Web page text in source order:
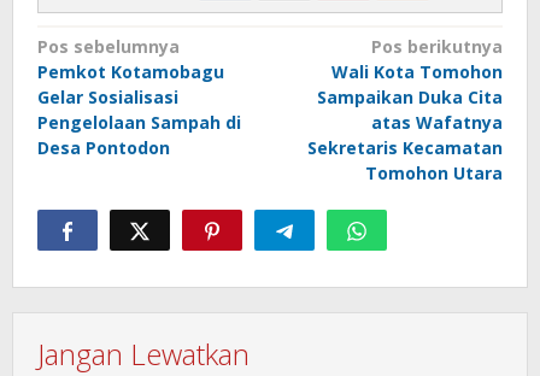
Navigasi
pos
Pos sebelumnya
Pemkot Kotamobagu
Gelar Sosialisasi
Pengelolaan Sampah di
Desa Pontodon
Pos berikutnya
Wali Kota Tomohon
Sampaikan Duka Cita
atas Wafatnya
Sekretaris Kecamatan
Tomohon Utara
Jangan Lewatkan